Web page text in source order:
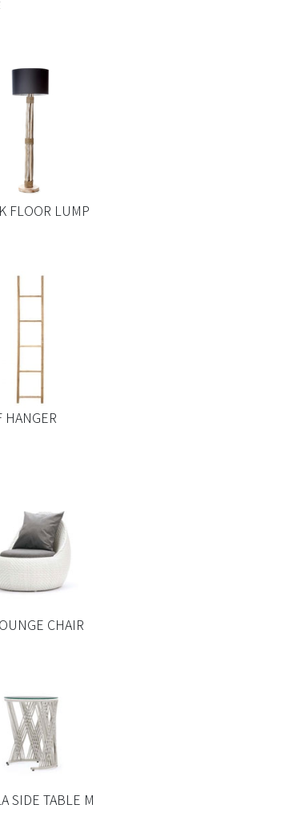
FLOOR LUMP
HANGER
CHAIR
SIDE TABLE M